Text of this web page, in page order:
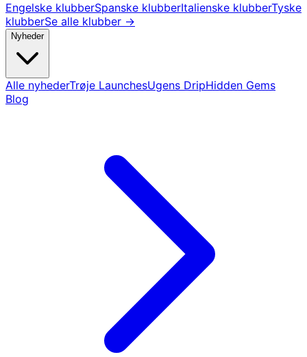
Engelske klubberSpanske klubberItalienske klubberTyske
klubberSe alle klubber →
Nyheder
Alle nyhederTrøje LaunchesUgens DripHidden Gems
Blog